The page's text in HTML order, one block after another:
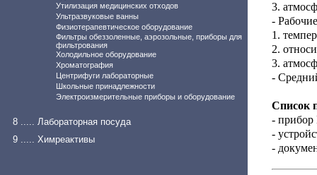
Утилизация медицинских отходов
Ультразвуковые ванны
Физиотерапевтическое оборудование
Фильтры обеззоленные, аэрозольные, приборы для
фильтрования
Холодильное оборудование
Хроматография
Центрифуги лабораторные
Школьные принадлежности
Электроизмерительные приборы и оборудование
8 ..... Лабораторная посуда
9 ..... Химреактивы
3.
-
1.
2.
3.
-
Список
-
-
-